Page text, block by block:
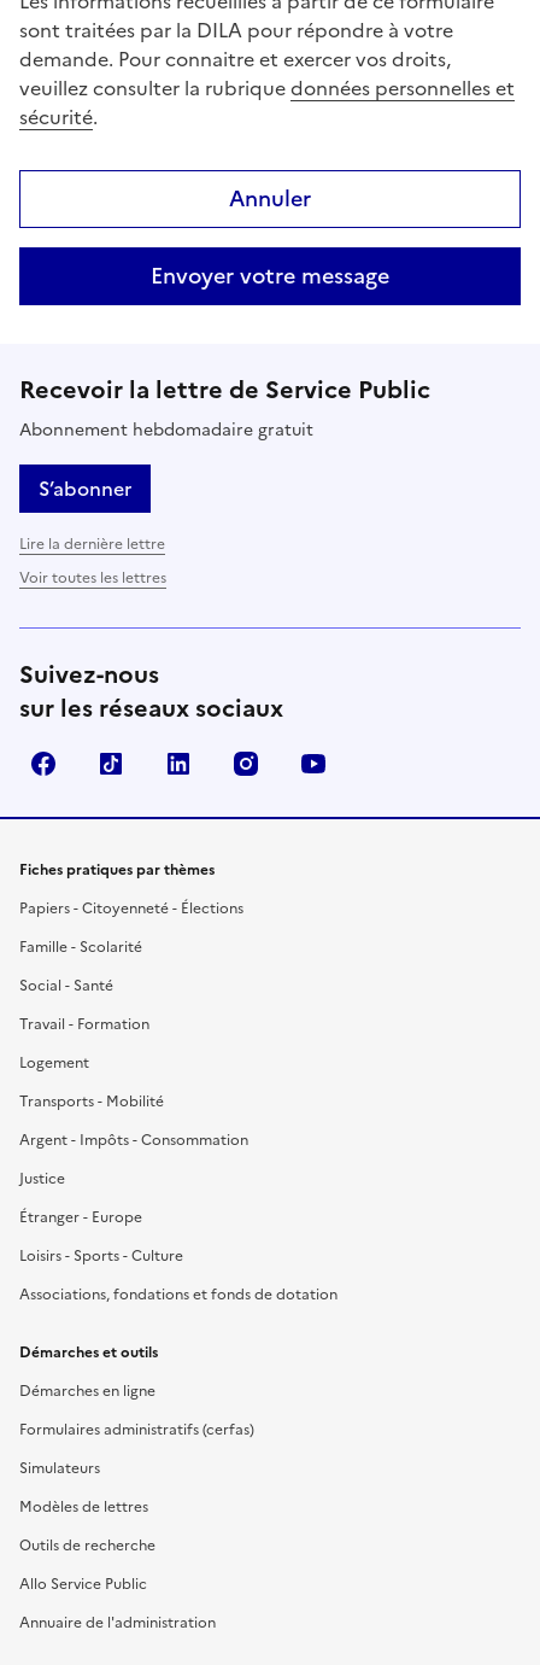
sont traitées par la DILA pour répondre à votre
demande. Pour connaitre et exercer vos droits,
veuillez consulter la rubriquedonnées personnelles et
sécurité.
Annuler
Envoyer votre message
Recevoir la lettre de Service Public
Abonnement hebdomadaire gratuit
S’abonner
Lire la dernière lettre
Voir toutes les lettres
Suivez-nous
sur les réseaux sociaux
FacebookTikTok LinkedIn Instagram
Fiches pratiques par thèmes
Papiers - Citoyenneté - Élections
Famille - Scolarité
Social - Santé
Travail - Formation
Logement
Transports - Mobilité
Argent - Impôts - Consommation
Justice
Étranger - Europe
Loisirs - Sports - Culture
Associations, fondations et fonds de dotation
Démarches et outils
Démarches en ligne
Formulaires administratifs (cerfas)
Simulateurs
Modèles de lettres
Outils de recherche
Allo Service Public
Annuaire de l'administration